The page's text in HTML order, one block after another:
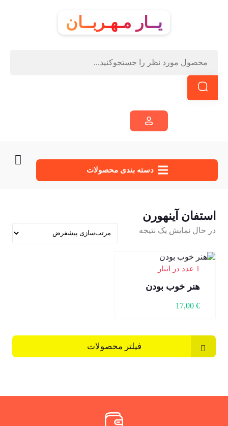
یــار مـهـربــان
دسته‌ بندی محصولات
استفان آینهورن
در حال نمایش یک نتیجه
1 عدد در انبار
هنر خوب بودن
17,00 €
فیلتر محصولات